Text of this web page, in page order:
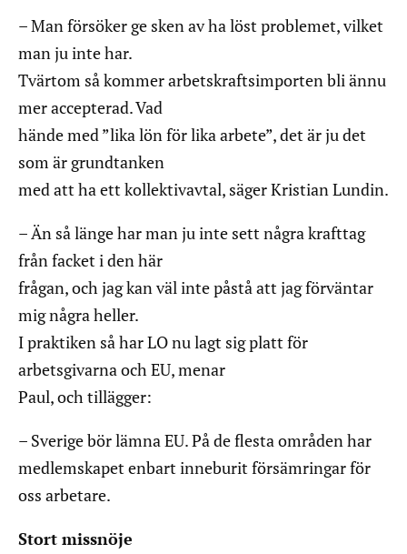
– Man försöker ge sken av ha löst problemet, vilket
man ju inte har.
Tvärtom så kommer arbetskraftsimporten bli ännu
mer accepterad. Vad
hände med ”lika lön för lika arbete”, det är ju det
som är grundtanken
med att ha ett kollektivavtal, säger Kristian Lundin.
– Än så länge har man ju inte sett några krafttag
från facket i den här
frågan, och jag kan väl inte påstå att jag förväntar
mig några heller.
I praktiken så har LO nu lagt sig platt för
arbetsgivarna och EU, menar
Paul, och tillägger:
– Sverige bör lämna EU. På de flesta områden har
medlemskapet enbart inneburit försämringar för
oss arbetare.
Stort missnöje